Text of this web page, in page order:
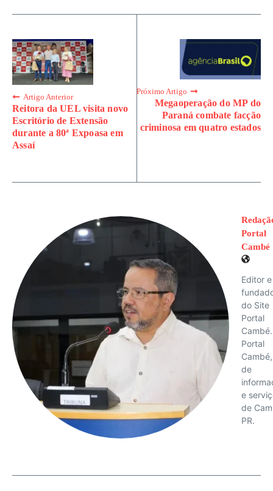
Artigo Anterior
Reitora da UEL visita novo
Escritório de Extensão
durante a 80ª Expoasa em
Assaí
Próximo Artigo
Megaoperação do MP do
Paraná combate facção
criminosa em quatro estados
Portal
Cambé
Editor e
do Site
Portal
Cambé.
Portal
de
e
de
PR.